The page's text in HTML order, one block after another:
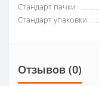
Стандарт пачки
Стандарт упаковки
Отзывов (0)